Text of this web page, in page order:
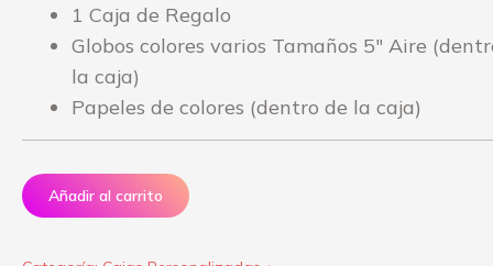
1 Caja de Regalo
Globos colores varios Tamaños 5″ Aire
la caja)
Papeles de colores (dentro de la caja)
Añadir al carrito